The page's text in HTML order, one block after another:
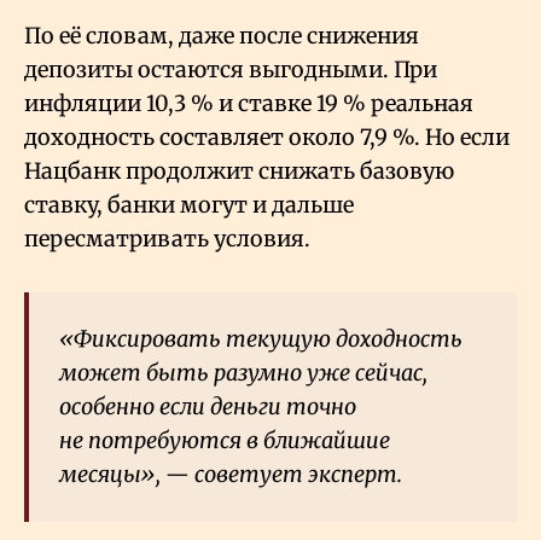
По её словам, даже после снижения
депозиты остаются выгодными. При
инфляции 10,3 % и ставке 19 % реальная
доходность составляет около 7,9 %. Но если
Нацбанк продолжит снижать базовую
ставку, банки могут и дальше
пересматривать условия.
«Фиксировать текущую доходность
может быть разумно уже сейчас,
особенно если деньги точно
не потребуются в ближайшие
месяцы», — советует эксперт.